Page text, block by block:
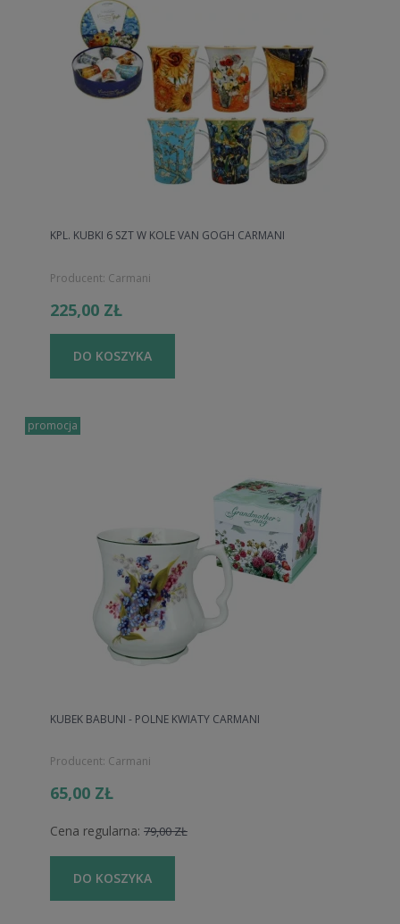
KPL. KUBKI 6 SZT W KOLE VAN GOGH CARMANI
Producent: Carmani
225,00 ZŁ
DO KOSZYKA
KUBEK BABUNI - POLNE KWIATY CARMANI
Producent: Carmani
65,00 ZŁ
Cena regularna: 79,00 ZŁ
DO KOSZYKA
promocja